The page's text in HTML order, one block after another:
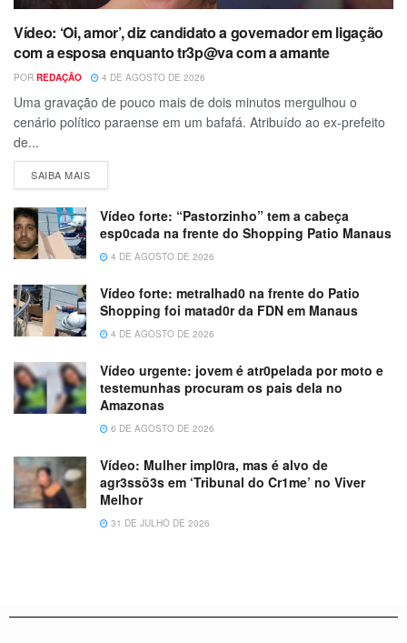
Vídeo: ‘Oi, amor’, diz candidato a governador em ligação
com a esposa enquanto tr3p@va com a amante
POR REDAÇÃO 4 DE AGOSTO DE 2026
Uma gravação de pouco mais de dois minutos mergulhou o
cenário político paraense em um bafafá. Atribuído ao ex-prefeito
de...
SAIBA MAIS
Vídeo forte: “Pastorzinho” tem a cabeça
esp0cada na frente do Shopping Patio Manaus
4 DE AGOSTO DE 2026
Vídeo forte: metralhad0 na frente do Patio
Shopping foi matad0r da FDN em Manaus
4 DE AGOSTO DE 2026
Vídeo urgente: jovem é atr0pelada por moto e
testemunhas procuram os pais dela no
Amazonas
6 DE AGOSTO DE 2026
Vídeo: Mulher impl0ra, mas é alvo de
agr3ssõ3s em ‘Tribunal do Cr1me’ no Viver
Melhor
31 DE JULHO DE 2026